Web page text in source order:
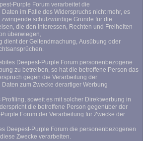
Purple Forum verarbeitet die
im Falle des Widerspruchs nicht mehr, es
schutzwürdige Gründe für die
die den Interessen, Rechten und Freiheiten
überwiegen,
dient der Geltendmachung, Ausübung oder
Deepest-Purple Forum personenbezogene
zu betreiben, so hat die betroffene Person das
gegen die Verarbeitung der
zum Zwecke derartiger Werbung
Profiling, soweit es mit solcher Direktwerbung in
die betroffene Person gegenüber der
Forum der Verarbeitung für Zwecke der
Deepest-Purple Forum die personenbezogenen
Zwecke verarbeiten.